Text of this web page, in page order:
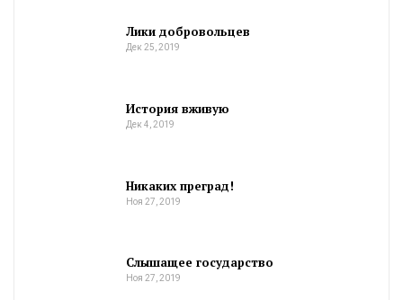
Лики добровольцев
Дек 25, 2019
История вживую
Дек 4, 2019
Никаких преград!
Ноя 27, 2019
Слышащее государство
Ноя 27, 2019